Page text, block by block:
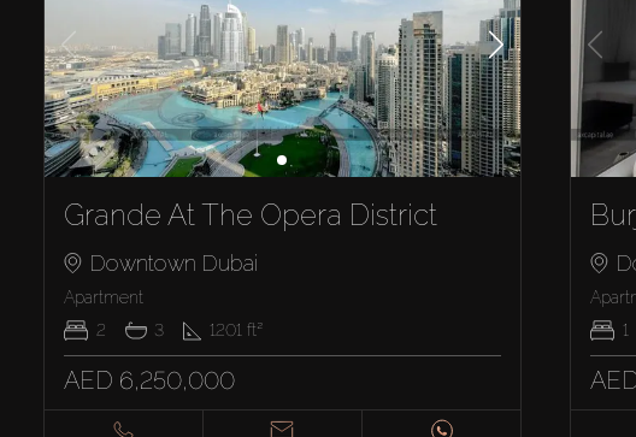
Grande At The Opera District
Downtown Dubai
Apartment
2
3 1201 ft²
AED 6,250,000
1